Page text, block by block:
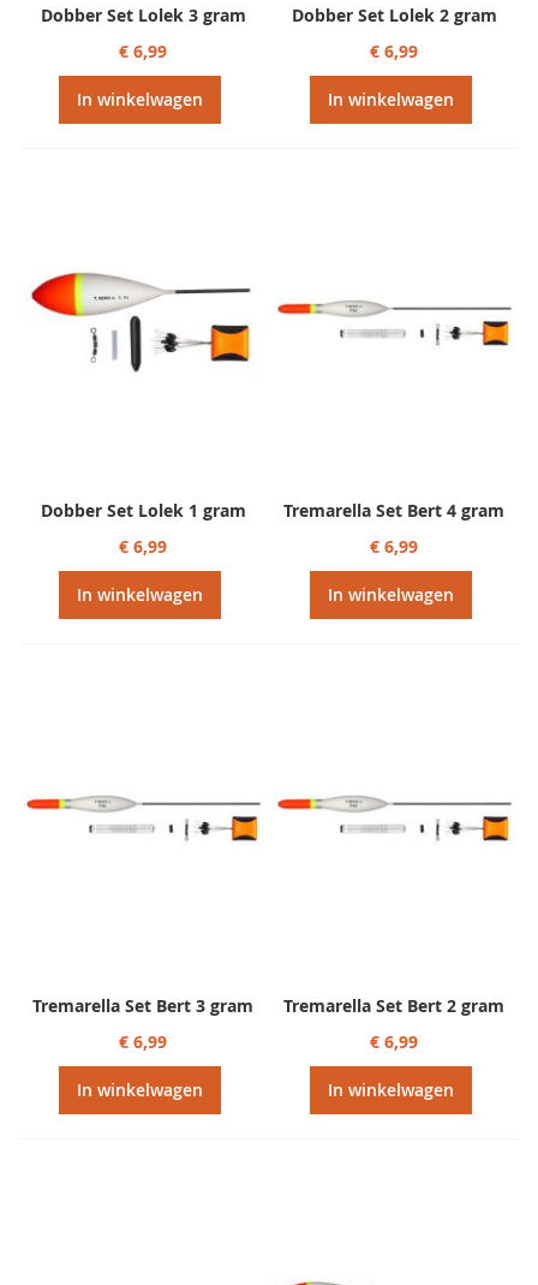
Dobber Set Lolek 3 gram
€ 6,99
In winkelwagen
Dobber Set Lolek 2 gram
€ 6,99
In winkelwagen
Dobber Set Lolek 1 gram
€ 6,99
In winkelwagen
Tremarella Set Bert 4 gram
€ 6,99
In winkelwagen
Tremarella Set Bert 3 gram
€ 6,99
In winkelwagen
Tremarella Set Bert 2 gram
€ 6,99
In winkelwagen